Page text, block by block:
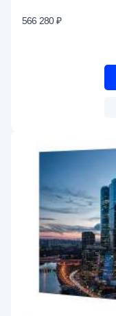
566 280 ₽